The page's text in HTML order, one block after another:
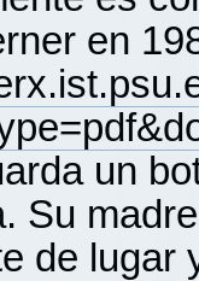
en
un
Su
de lugar